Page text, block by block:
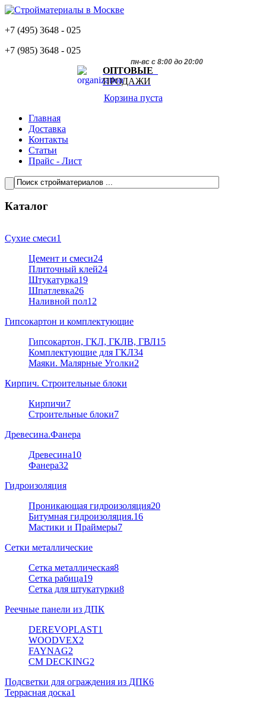
+7 (495) 3648 - 025
+7 (985) 3648 - 025
пн-вс с 8:00 до 20:00
ОПТОВЫЕ
ПРОДАЖИ
Корзина пуста
Главная
Доставка
Контакты
Статьи
Прайс - Лист
Каталог
Сухие смеси1
Цемент и смеси24
Плиточный клей24
Штукатурка19
Шпатлевка26
Наливной пол12
Гипсокартон и комплектующие
Гипсокартон, ГКЛ, ГКЛВ, ГВЛ15
Комплектующие для ГКЛ34
Маяки. Малярные Уголки2
Кирпич. Строительные блоки
Кирпичи7
Строительные блоки7
Древесина.Фанера
Древесина10
Фанера32
Гидроизоляция
Проникающая гидроизоляция20
Битумная гидроизоляция.16
Мастики и Праймеры7
Сетки металлические
Сетка металлическая8
Сетка рабица19
Сетка для штукатурки8
Реечные панели из ДПК
DEREVOPLAST1
WOODVEX2
FAYNAG2
CM DECKING2
Подсветки для ограждения из ДПК6
Террасная доска1